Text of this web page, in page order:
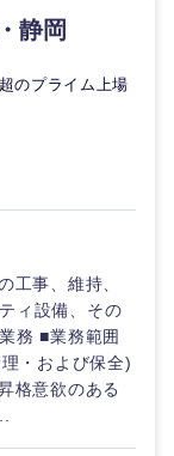
上げ
50代
静岡
のプライム上場
工事、維持、
ィ設備、その
務 ■業務範囲
・および保全)
格意欲のある